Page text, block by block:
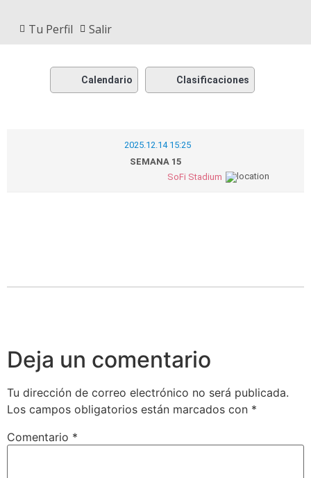
Tu Perfil Salir
Calendario Clasificaciones
2025.12.14 15:25
SEMANA 15
SoFi Stadium
Deja un comentario
Tu dirección de correo electrónico no será publicada.
Los campos obligatorios están marcados con *
Comentario *